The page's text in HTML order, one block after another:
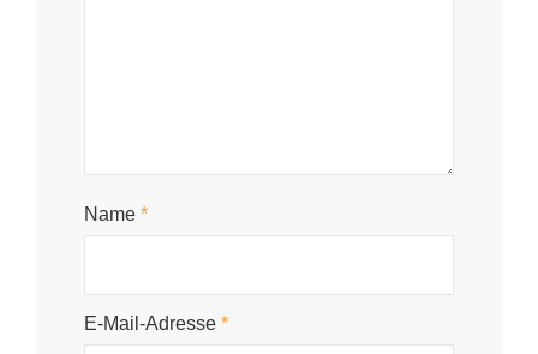
Name *
E-Mail-Adresse *